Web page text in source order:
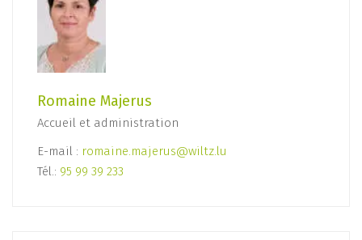
Romaine Majerus
Accueil et administration
E-mail : romaine.majerus@wiltz.lu
Tél.: 95 99 39 233